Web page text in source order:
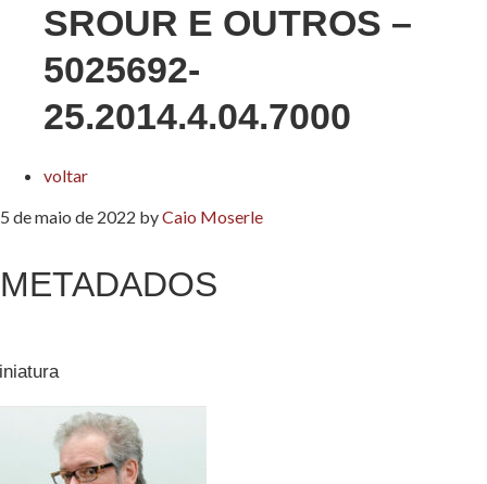
SROUR E OUTROS –
5025692-
25.2014.4.04.7000
voltar
5 de maio de 2022 byCaio Moserle
METADADOS